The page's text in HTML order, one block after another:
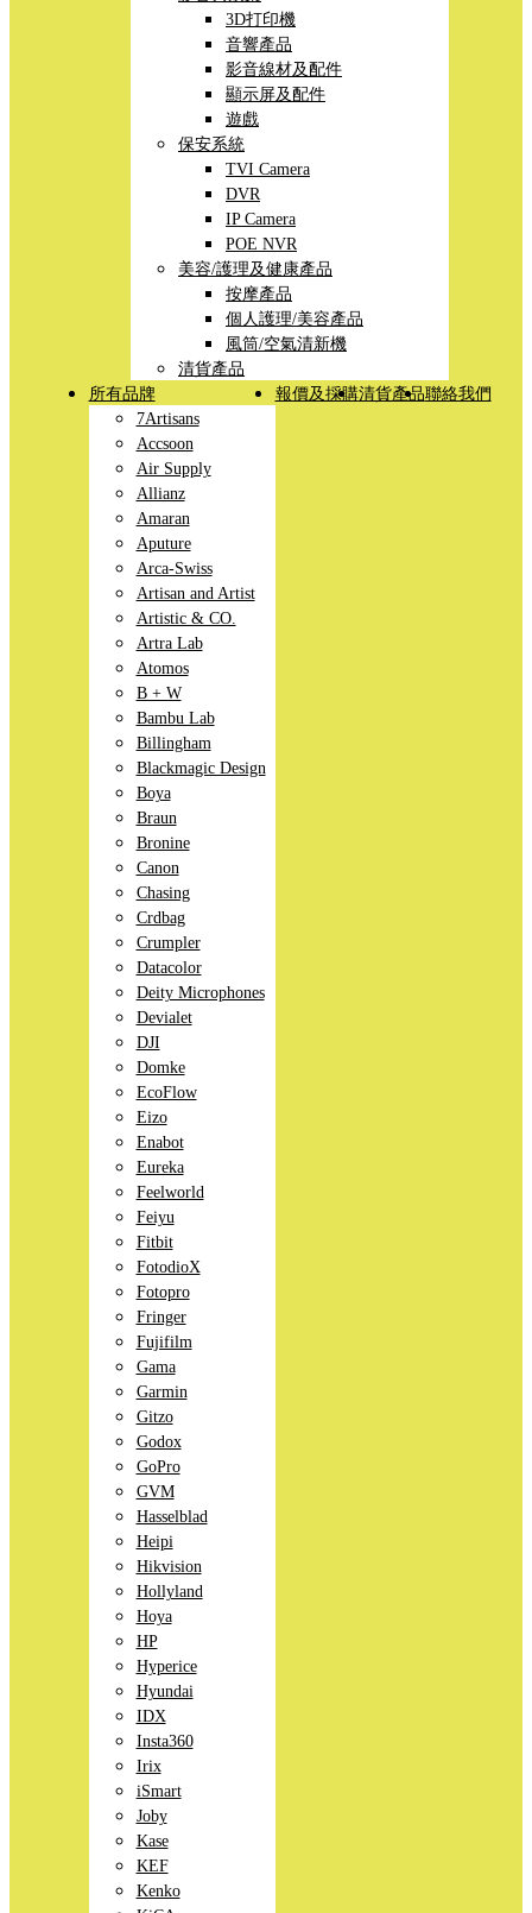
3D打印機
音響產品
影音線材及配件
顯示屏及配件
遊戲
保安系統
TVI Camera
DVR
IP Camera
POE NVR
美容/護理及健康產品
按摩產品
個人護理/美容產品
風筒/空氣清新機
清貨產品
所有品牌
7Artisans
Accsoon
Air Supply
Allianz
Amaran
Aputure
Arca-Swiss
Artisan and Artist
Artistic & CO.
Artra Lab
Atomos
B + W
Bambu Lab
Billingham
Blackmagic Design
Boya
Braun
Bronine
Canon
Chasing
Crdbag
Crumpler
Datacolor
Deity Microphones
Devialet
DJI
Domke
EcoFlow
Eizo
Enabot
Eureka
Feelworld
Feiyu
Fitbit
FotodioX
Fotopro
Fringer
Fujifilm
Gama
Garmin
Gitzo
Godox
GoPro
GVM
Hasselblad
Heipi
Hikvision
Hollyland
Hoya
HP
Hyperice
Hyundai
IDX
Insta360
Irix
iSmart
Joby
Kase
KEF
Kenko
報價及採購清貨產品聯絡我們